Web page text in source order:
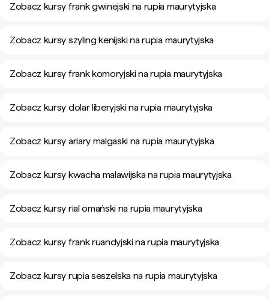
Zobacz kursy frank gwinejski na rupia maurytyjska
Zobacz kursy szyling kenijski na rupia maurytyjska
Zobacz kursy frank komoryjski na rupia maurytyjska
Zobacz kursy dolar liberyjski na rupia maurytyjska
Zobacz kursy ariary malgaski na rupia maurytyjska
Zobacz kursy kwacha malawijska na rupia maurytyjska
Zobacz kursy rial omański na rupia maurytyjska
Zobacz kursy frank ruandyjski na rupia maurytyjska
Zobacz kursy rupia seszelska na rupia maurytyjska